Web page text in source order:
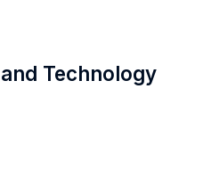
Technology